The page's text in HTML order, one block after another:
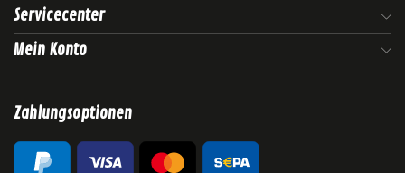
Servicecenter
Mein Konto
Zahlungsoptionen